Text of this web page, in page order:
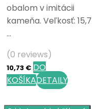
obalom v imitácii
kameňa. Veľkosť: 15,7
…
(0 reviews)
10,73 € DO
KOŠÍKADETAILY